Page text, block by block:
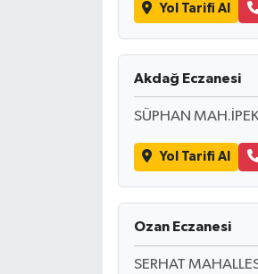
Yol Tarifi Al
Akdağ Eczanesi
SÜPHAN
Yol Tarifi Al
Ozan Eczanesi
SERHAT